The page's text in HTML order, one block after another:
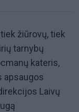
žiūrovų, tiek
tarnybų
kateris,
apsaugos
Laivų